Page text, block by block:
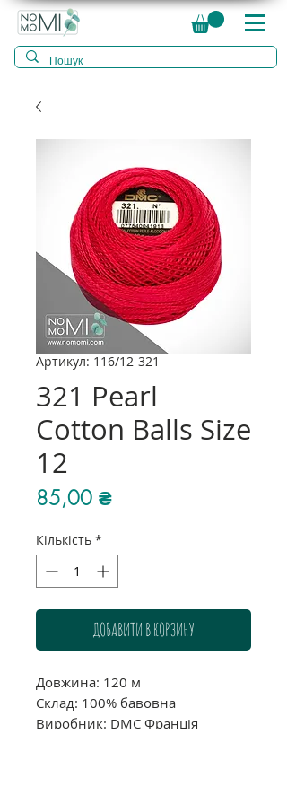
Артикул: 116/12-321
321 Pearl
Cotton Balls Size
12
85,00 ₴Ціна
Кількість *
ДОБАВИТИ В КОРЗИНУ
Довжина: 120 м
Склад: 100% бавовна
Виробник: DMC Франція